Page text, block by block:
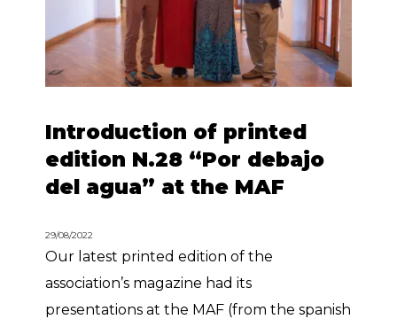
Introduction of printed
edition N.28 “Por debajo
del agua” at the MAF
29/08/2022
Our latest printed edition of the
association’s magazine had its
presentations at the MAF (from the spanish